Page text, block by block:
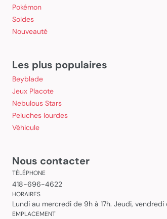
Pokémon
Soldes
Nouveauté
Les plus populaires
Beyblade
Jeux Placote
Nebulous Stars
Peluches lourdes
Véhicule
Nous contacter
TÉLÉPHONE
418-696-4622
HORAIRES
Lundi au mercredi de 9h à 17h. Jeudi,
EMPLACEMENT